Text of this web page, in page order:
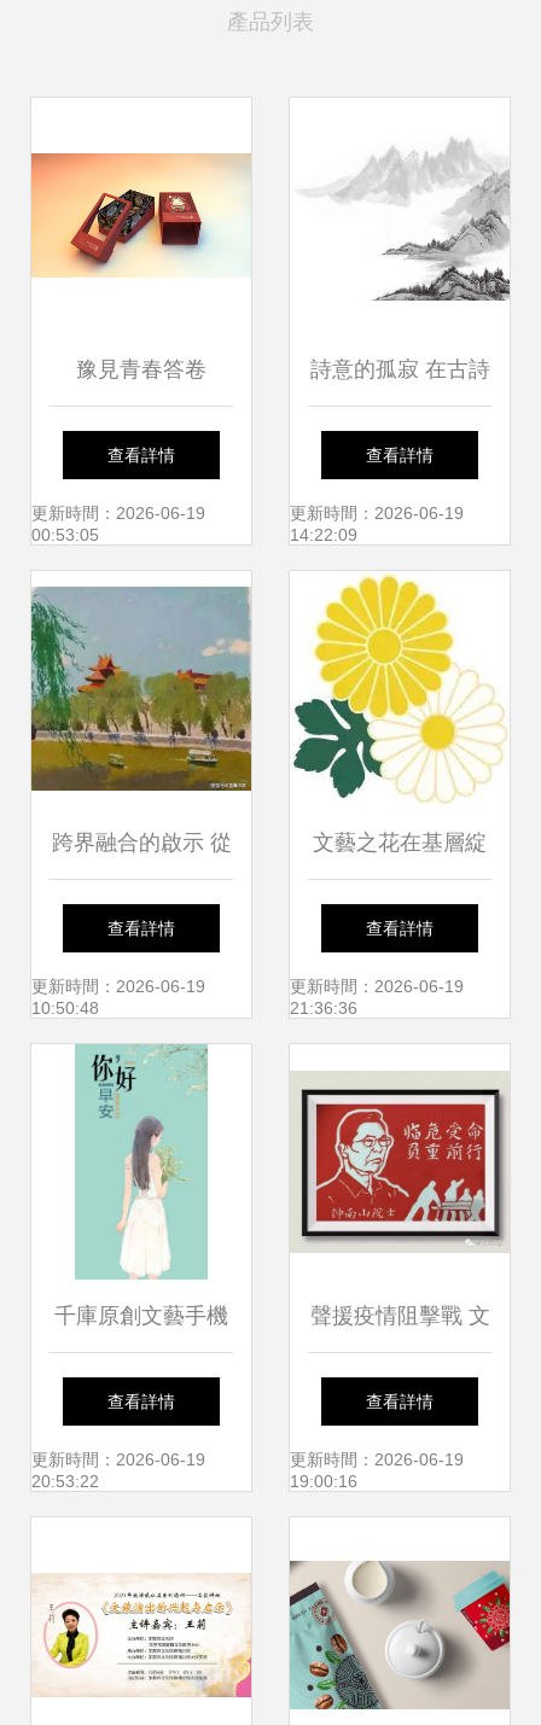
產品列表
豫見青春答卷
2017文藝創作中的
戲劇文化文創包裝
設計探索
查看詳情
更新時間：2026-06-19
00:53:05
詩意的孤寂 在古詩
與雨雪中構建品牌
情感聯結
查看詳情
更新時間：2026-06-19
14:22:09
跨界融合的啟示 從
老舍的繪畫興趣看
文學藝術家的多棲
探索與營銷價值
查看詳情
更新時間：2026-06-19
10:50:48
文藝之花在基層綻
放——走進青島李
滄區文化館
查看詳情
更新時間：2026-06-19
21:36:36
千庫原創文藝手機
海報免費下載
1080像素高清配圖
資源推薦
查看詳情
更新時間：2026-06-19
20:53:22
聲援疫情阻擊戰 文
藝創作中的情懷與
力量
查看詳情
更新時間：2026-06-19
19:00:16